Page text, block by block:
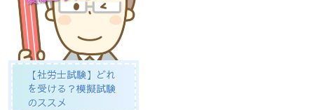
【社労士試験】どれ
を受ける？模擬試験
のススメ